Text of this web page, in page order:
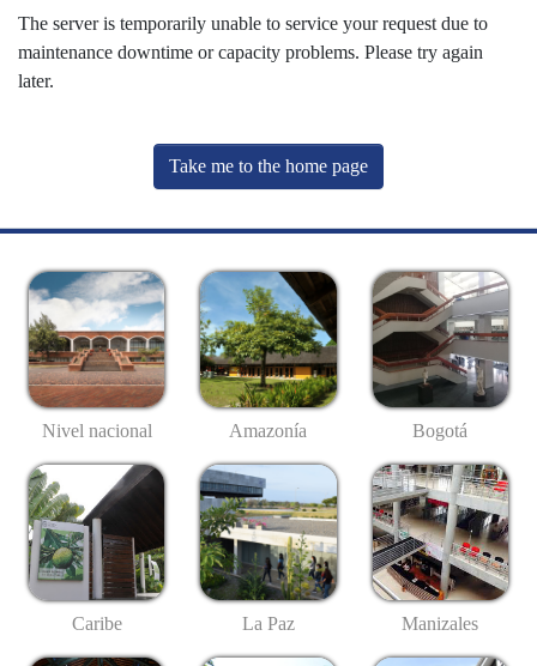
The server is temporarily unable to service your request due to
maintenance downtime or capacity problems. Please try again
later.
Take me to the home page
Nivel nacional Amazonía Bogotá
Caribe La Paz Manizales